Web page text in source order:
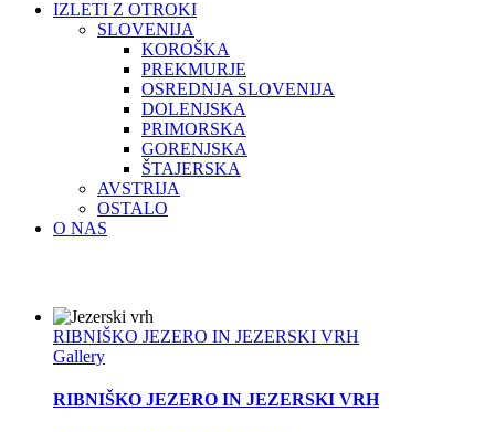
IZLETI Z OTROKI
SLOVENIJA
KOROŠKA
PREKMURJE
OSREDNJA SLOVENIJA
DOLENJSKA
PRIMORSKA
GORENJSKA
ŠTAJERSKA
AVSTRIJA
OSTALO
O NAS
RIBNIŠKO JEZERO IN JEZERSKI VRH
Gallery
RIBNIŠKO JEZERO IN JEZERSKI VRH